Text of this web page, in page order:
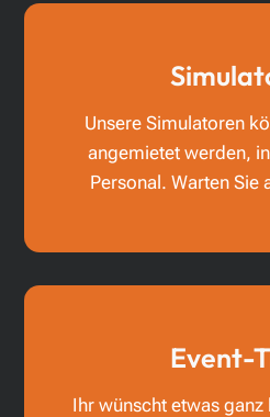
Unsere Simulatoren
angemietet werden,
Personal. Warten Sie
Event-
Ihr wünscht etwas ganz